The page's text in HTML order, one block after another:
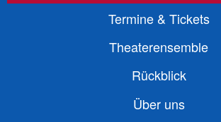
Termine & Tickets
Theaterensemble
Rückblick
Über uns